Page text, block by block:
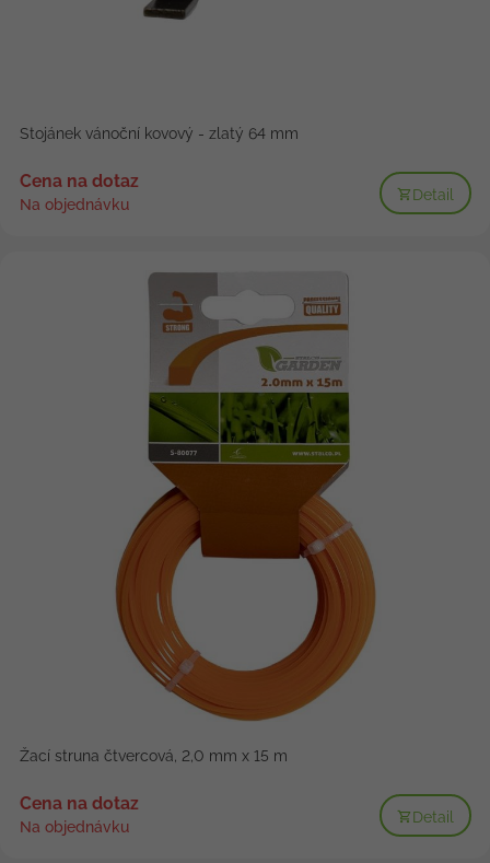
Stojánek vánoční kovový - zlatý 64 mm
Cena na dotaz
Na objednávku
Detail
Žací struna čtvercová, 2,0 mm x 15 m
Cena na dotaz
Na objednávku
Detail